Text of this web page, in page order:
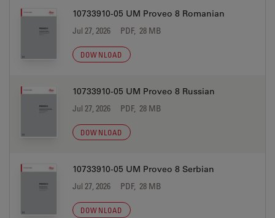
10733910-05 UM Proveo 8 Romanian
Jul 27, 2026 PDF, 28 MB
DOWNLOAD
10733910-05 UM Proveo 8 Russian
Jul 27, 2026 PDF, 28 MB
DOWNLOAD
10733910-05 UM Proveo 8 Serbian
Jul 27, 2026 PDF, 28 MB
DOWNLOAD